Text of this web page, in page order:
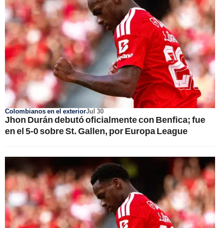
Colombianos en el exteriorJul 30
Jhon Durán debutó oficialmente con Benfica; fue
en el 5-0 sobre St. Gallen, por Europa League